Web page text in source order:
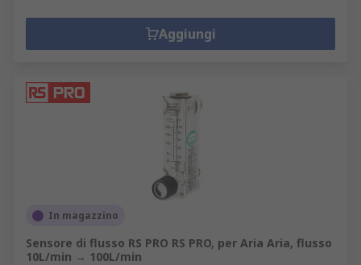
Aggiungi
In magazzino
Sensore di flusso RS PRO RS PRO, per Aria Aria, flusso
10L/min → 100L/min